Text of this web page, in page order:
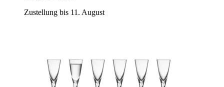
Zustellung bis 11. August